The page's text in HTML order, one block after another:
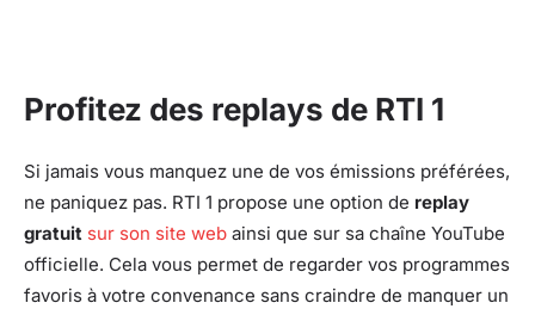
Profitez des replays de RTI 1
Si jamais vous manquez une de vos émissions préférées,
ne paniquez pas. RTI 1 propose une option de replay
gratuit sur son site web ainsi que sur sa chaîne YouTube
officielle. Cela vous permet de regarder vos programmes
favoris à votre convenance sans craindre de manquer un